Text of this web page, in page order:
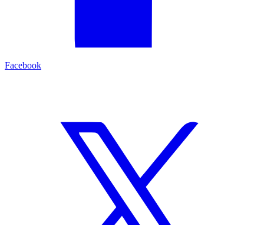
Facebook